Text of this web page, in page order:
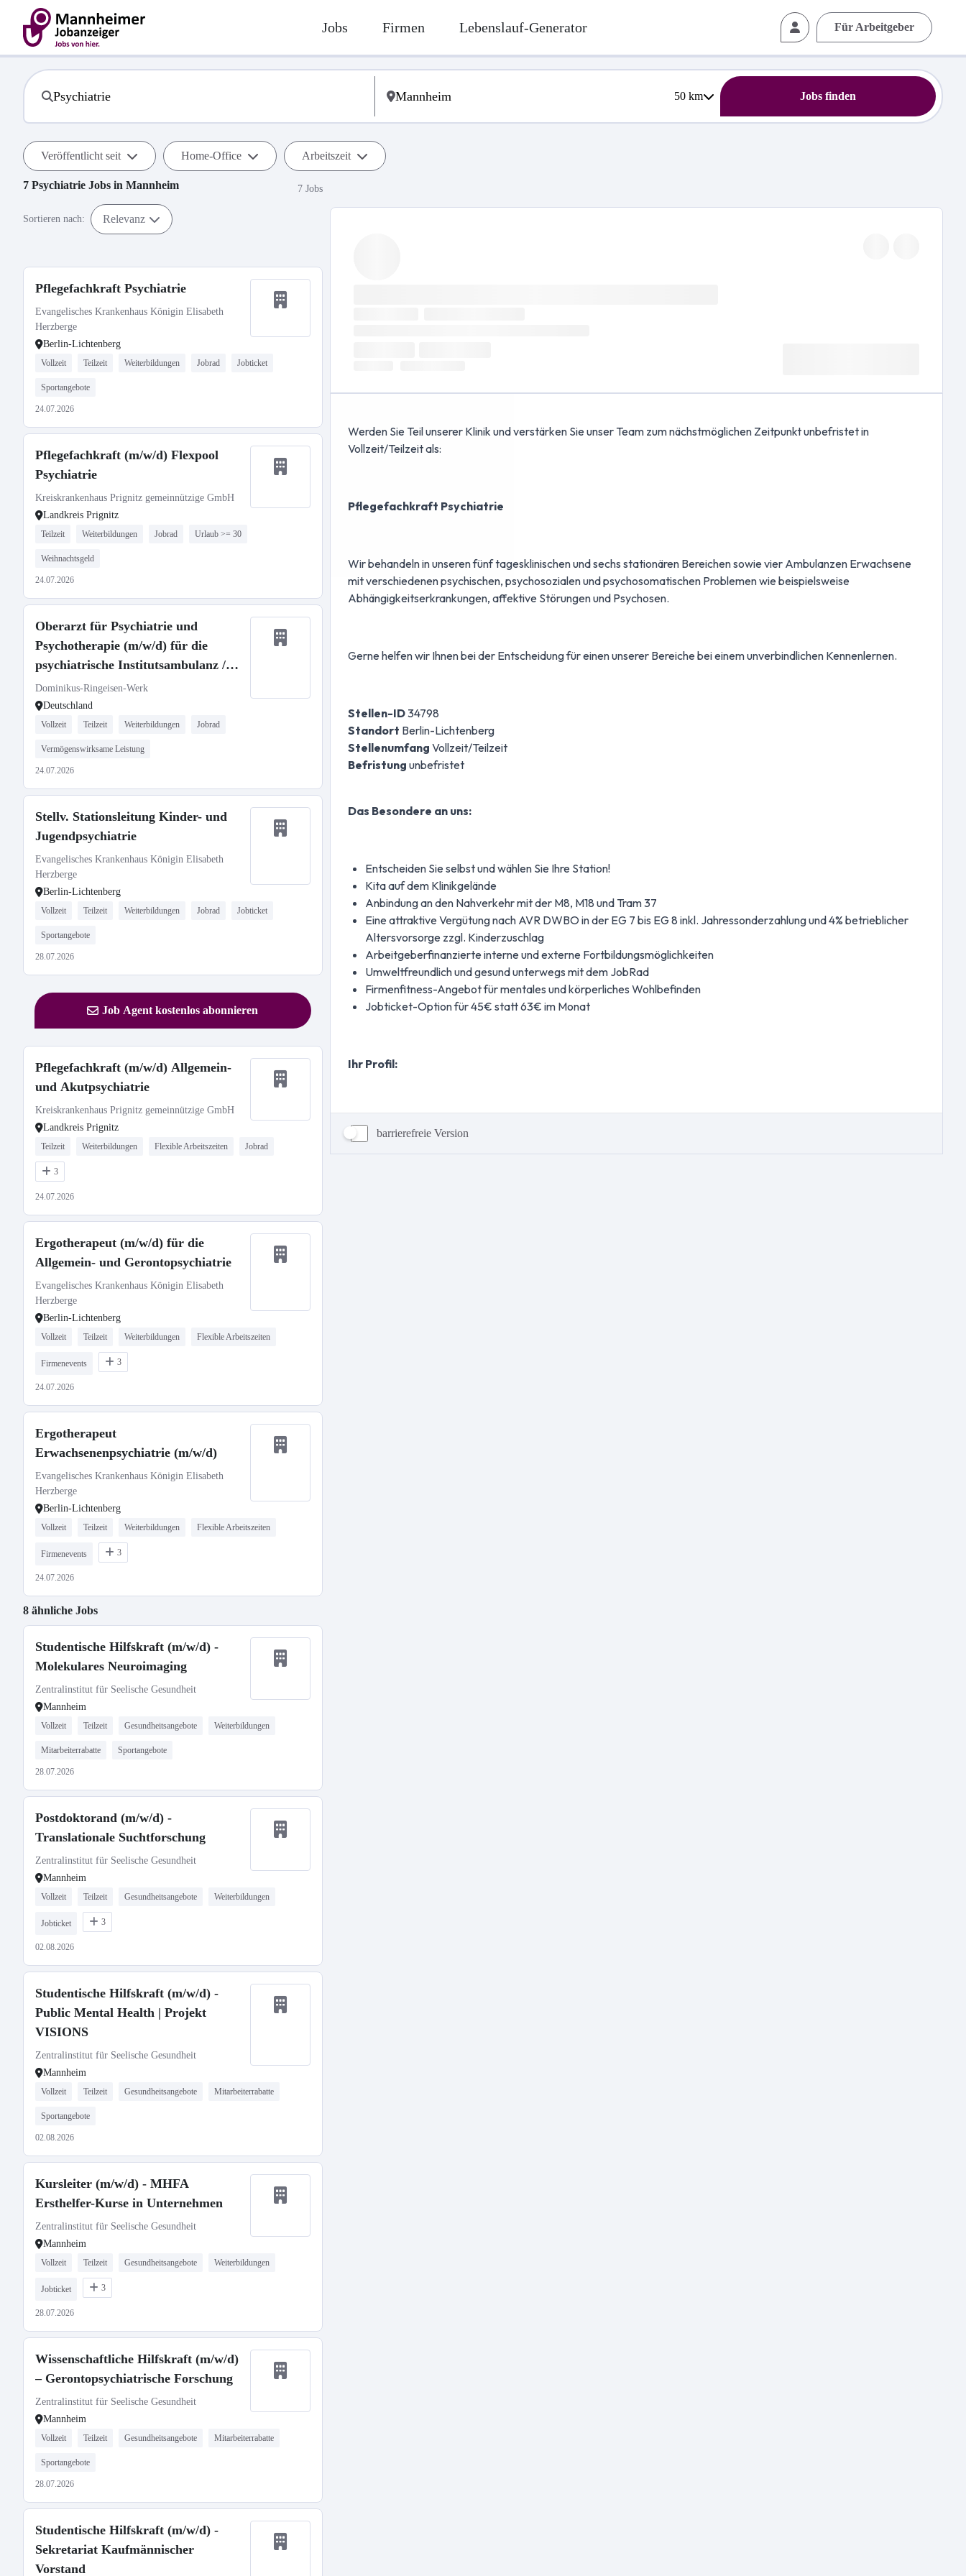
Jobs Firmen Lebenslauf-Generator Für Arbeitgeber
50km Jobs finden
Veröffentlicht seit Home-Office Arbeitszeit
7 Psychiatrie Jobs in Mannheim 7 Jobs
Sortieren nach: Relevanz
Pflegefachkraft Psychiatrie
Evangelisches Krankenhaus Königin Elisabeth
Herzberge
Berlin-Lichtenberg
Vollzeit Teilzeit Weiterbildungen Jobrad Jobticket
Sportangebote
24.07.2026
Pflegefachkraft (m/w/d) Flexpool
Psychiatrie
Kreiskrankenhaus Prignitz gemeinnützige GmbH
Landkreis Prignitz
Teilzeit Weiterbildungen Jobrad Urlaub >= 30
Weihnachtsgeld
24.07.2026
Oberarzt für Psychiatrie und
Psychotherapie (m/w/d) für die
psychiatrische Institutsambulanz /
Fachabteilung Psychiatrie unseres
Zweckverbands Krankenhaus St.
Camillus
Dominikus-Ringeisen-Werk
Deutschland
Vollzeit Teilzeit Weiterbildungen Jobrad
Vermögenswirksame Leistung
24.07.2026
Stellv. Stationsleitung Kinder- und
Jugendpsychiatrie
Evangelisches Krankenhaus Königin Elisabeth
Herzberge
Berlin-Lichtenberg
Vollzeit Teilzeit Weiterbildungen Jobrad Jobticket
Sportangebote
28.07.2026
Job Agent kostenlos abonnieren
Pflegefachkraft (m/w/d) Allgemein-
und Akutpsychiatrie
Kreiskrankenhaus Prignitz gemeinnützige GmbH
Landkreis Prignitz
Teilzeit Weiterbildungen Flexible Arbeitszeiten Jobrad
3
24.07.2026
Ergotherapeut (m/w/d) für die
Allgemein- und Gerontopsychiatrie
Evangelisches Krankenhaus Königin Elisabeth
Herzberge
Berlin-Lichtenberg
Vollzeit Teilzeit Weiterbildungen Flexible Arbeitszeiten
Firmenevents 3
24.07.2026
Ergotherapeut
Erwachsenenpsychiatrie (m/w/d)
Evangelisches Krankenhaus Königin Elisabeth
Herzberge
Berlin-Lichtenberg
Vollzeit Teilzeit Weiterbildungen Flexible Arbeitszeiten
Firmenevents 3
24.07.2026
8 ähnliche Jobs
Studentische Hilfskraft (m/w/d) -
Molekulares Neuroimaging
Zentralinstitut für Seelische Gesundheit
Mannheim
Vollzeit Teilzeit Gesundheitsangebote Weiterbildungen
Mitarbeiterrabatte Sportangebote
28.07.2026
Postdoktorand (m/w/d) -
Translationale Suchtforschung
Zentralinstitut für Seelische Gesundheit
Mannheim
Vollzeit Teilzeit Gesundheitsangebote Weiterbildungen
Jobticket 3
02.08.2026
Studentische Hilfskraft (m/w/d) -
Public Mental Health | Projekt
VISIONS
Zentralinstitut für Seelische Gesundheit
Mannheim
Vollzeit Teilzeit Gesundheitsangebote Mitarbeiterrabatte
Sportangebote
02.08.2026
Kursleiter (m/w/d) - MHFA
Ersthelfer-Kurse in Unternehmen
Zentralinstitut für Seelische Gesundheit
Mannheim
Vollzeit Teilzeit Gesundheitsangebote Weiterbildungen
Jobticket 3
28.07.2026
Wissenschaftliche Hilfskraft (m/w/d)
– Gerontopsychiatrische Forschung
Zentralinstitut für Seelische Gesundheit
Mannheim
Vollzeit Teilzeit Gesundheitsangebote Mitarbeiterrabatte
Sportangebote
28.07.2026
Studentische Hilfskraft (m/w/d) -
Sekretariat Kaufmännischer
Vorstand
barrierefreie Version